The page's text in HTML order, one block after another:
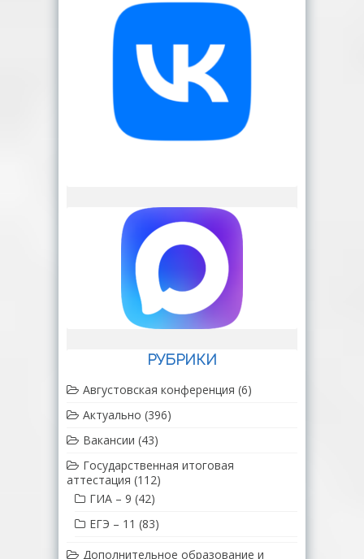
РУБРИКИ
Августовская конференция (6)
Актуально (396)
Вакансии (43)
Государственная итоговая
аттестация (112)
ГИА – 9 (42)
ЕГЭ – 11 (83)
Дополнительное образование и